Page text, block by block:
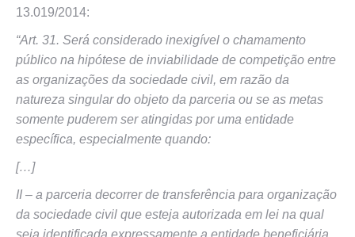
13.019/2014:
“Art. 31. Será considerado inexigível o chamamento
público na hipótese de inviabilidade de competição entre
as organizações da sociedade civil, em razão da
natureza singular do objeto da parceria ou se as metas
somente puderem ser atingidas por uma entidade
específica, especialmente quando:
[…]
II – a parceria decorrer de transferência para organização
da sociedade civil que esteja autorizada em lei na qual
seja identificada expressamente a entidade beneficiária,